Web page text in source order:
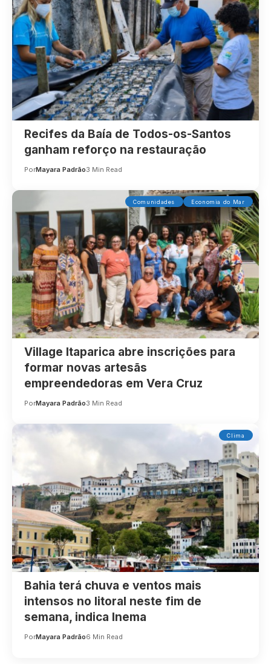
Recifes da Baía de Todos-os-Santos
ganham reforço na restauração
PorMayara Padrão3 Min Read
Comunidades Economia do Mar
Village Itaparica abre inscrições para
formar novas artesãs
empreendedoras em Vera Cruz
PorMayara Padrão3 Min Read
Clima
Bahia terá chuva e ventos mais
intensos no litoral neste fim de
semana, indica Inema
PorMayara Padrão6 Min Read